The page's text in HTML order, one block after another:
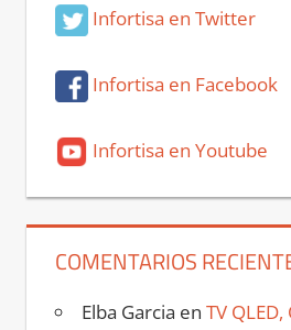
Infortisa en Twitter
Infortisa en Facebook
Infortisa en Youtube
COMENTARIOS
Elba Garcia en TV QLED,